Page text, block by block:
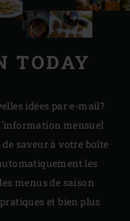
TODAY
idées par e-mail?
mensuel
saveur à votre boîte
les
menus de saison
et bien plus